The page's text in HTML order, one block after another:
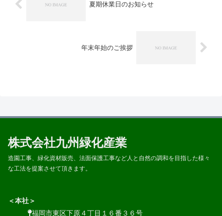
夏期休業日のお知らせ
年末年始のご挨拶
株式会社九州緑化産業
造園工事、緑化資材販売、法面保護工事など人と自然の調和を目指した様々
な工法を提案させて頂きます。
＜本社＞
福岡市東区下原４丁目１６番３６号